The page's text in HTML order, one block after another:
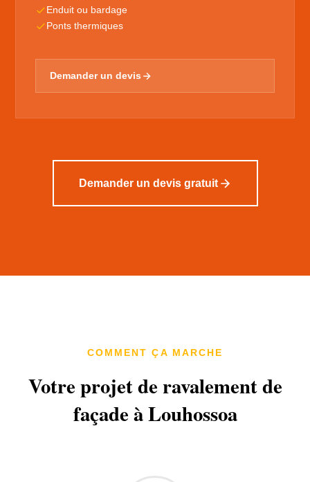
Enduit ou bardage
Ponts thermiques
Demander un devis
Demander un devis gratuit
COMMENT ÇA MARCHE
Votre projet de ravalement de
façade à Louhossoa